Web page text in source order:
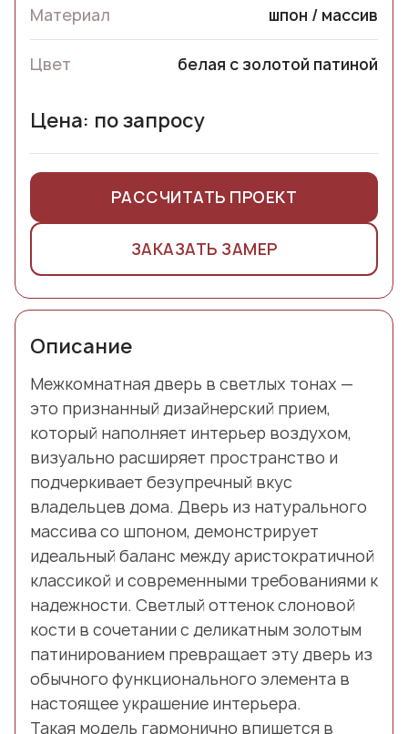
Материал шпон / массив
Цвет белая с золотой патиной
Цена: по запросу
РАССЧИТАТЬ ПРОЕКТ
ЗАКАЗАТЬ ЗАМЕР
Описание
Межкомнатная дверь в светлых тонах —
это признанный дизайнерский прием,
который наполняет интерьер воздухом,
визуально расширяет пространство и
подчеркивает безупречный вкус
владельцев дома. Дверь из натурального
массива со шпоном, демонстрирует
идеальный баланс между аристократичной
классикой и современными требованиями к
надежности. Светлый оттенок слоновой
кости в сочетании с деликатным золотым
патинированием превращает эту дверь из
обычного функционального элемента в
настоящее украшение интерьера.
Такая модель гармонично впишется в